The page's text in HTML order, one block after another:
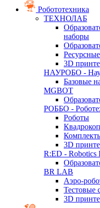
Робототехника
ТЕХНОЛАБ
наборы
3D
НАУРОБО -
Базовые
MGBOT
РОББО -
Роботы
3D
R:ED - Robotics
BR LAB
Аэро-
Тестовые
3D